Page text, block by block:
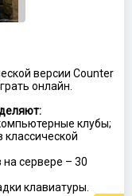
версии Counter
онлайн.
клубы;
классической
сервере – 30
клавиатуры.